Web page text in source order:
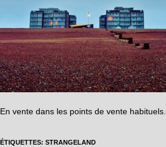
En vente dans les points de vente habituels.
ÉTIQUETTES: STRANGELAND